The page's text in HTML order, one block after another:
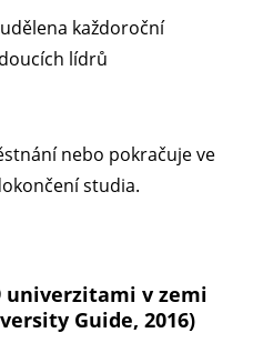
každoroční
lídrů
nebo pokračuje ve
studia.
univerzitami v zemi
Guide, 2016)